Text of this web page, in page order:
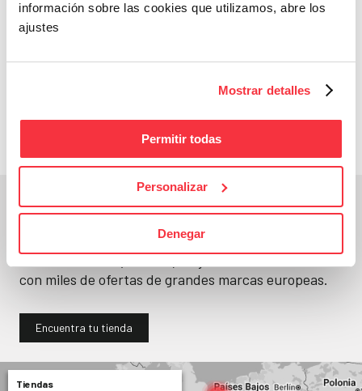
información sobre las cookies que utilizamos, abre los
ajustes
Mostrar detalles
Permitir todas
Personalizar
Denegar
Cazaofertas
Adelántate a todos y
En un segundo, la encuentras.
tiendas. Seguro que
con miles de ofertas de grandes marcas europeas.
Encuentra tu tienda
Tiendas